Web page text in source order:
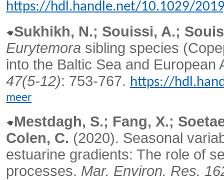
https://hdl.handle.net/10.1029/
Sukhikh, N.; Souissi, A.;
Eurytemora sibling species
into the Baltic Sea and
47(5-12): 753-767. https://
meer
Mestdagh, S.; Fang, X.;
Colen, C. (2020). Seasonal
estuarine gradients: The role of
processes. Mar. Environ. Res.